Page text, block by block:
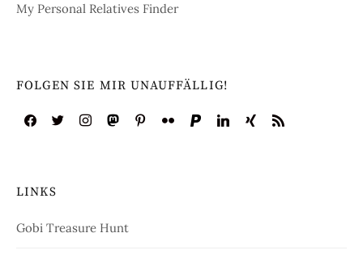
My Personal Relatives Finder
FOLGEN SIE MIR UNAUFFÄLLIG!
LINKS
Gobi Treasure Hunt